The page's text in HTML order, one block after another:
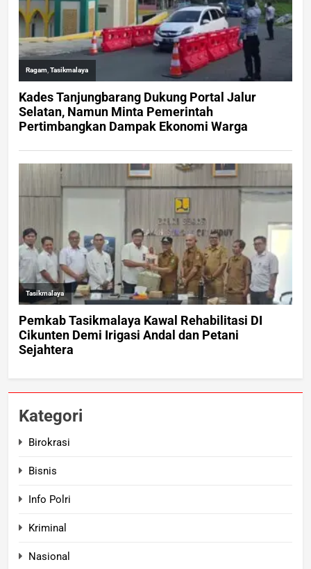
Kategori
Birokrasi
Bisnis
Info Polri
Kriminal
Nasional